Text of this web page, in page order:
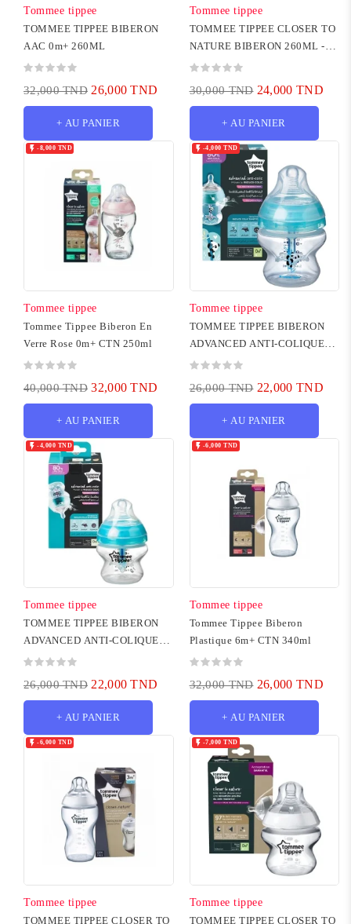
Tommee tippee
TOMMEE TIPPEE BIBERON
AAC 0m+ 260ML
32,000 TND 26,000 TND
+ AU PANIER
Tommee tippee
TOMMEE TIPPEE CLOSER TO
NATURE BIBERON 260ML -
Panda Vert
30,000 TND 24,000 TND
+ AU PANIER
 -8,000 TND
Tommee tippee
Tommee Tippee Biberon En
Verre Rose 0m+ CTN 250ml
40,000 TND 32,000 TND
+ AU PANIER
 -4,000 TND
Tommee tippee
TOMMEE TIPPEE BIBERON
ADVANCED ANTI-COLIQUE
ELEPHANT TURQUOISE 0M+
26,000 TND 22,000 TND
+ AU PANIER
 -4,000 TND
Tommee tippee
TOMMEE TIPPEE BIBERON
ADVANCED ANTI-COLIQUE
ELEPHANT TURQUOISE 0M+
26,000 TND 22,000 TND
+ AU PANIER
 -6,000 TND
Tommee tippee
Tommee Tippee Biberon
Plastique 6m+ CTN 340ml
32,000 TND 26,000 TND
+ AU PANIER
 -6,000 TND
Tommee tippee
TOMMEE TIPPEE CLOSER TO
 -7,000 TND
Tommee tippee
TOMMEE TIPPEE CLOSER TO